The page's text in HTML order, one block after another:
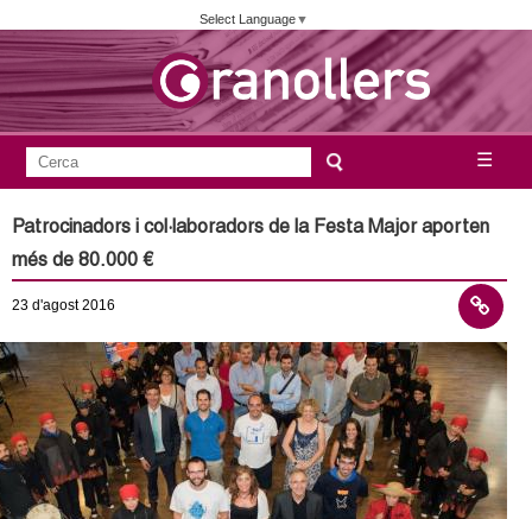
Vés
al
contingut
Select Language▼
u
n
t
a
m
☰
F
o
r
m
u
l
a
r
i
e
e
Patrocinadors i col·laboradors de la Festa Major aporten
més de 80.000 €
23 d'agost 2016